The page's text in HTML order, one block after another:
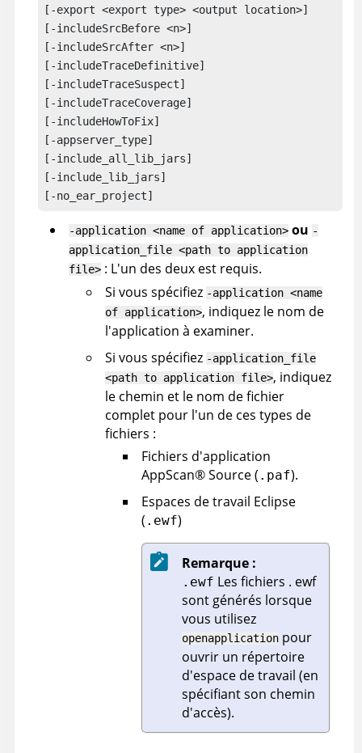
[-export <export type> <output location>]
[-includeSrcBefore <n>]
[-includeSrcAfter <n>]
[-includeTraceDefinitive]
[-includeTraceSuspect]
[-includeTraceCoverage]
[-includeHowToFix]
[-appserver_type]
[-include_all_lib_jars]
[-include_lib_jars]
[-no_ear_project]
-application <name of application> ou -
application_file <path to application
file> : L'un des deux est requis.
Si vous spécifiez -application <name
of application>, indiquez le nom de
l'application à examiner.
Si vous spécifiez -application_file
<path to application file>, indiquez
le chemin et le nom de fichier
complet pour l'un de ces types de
fichiers :
Fichiers d'application
AppScan®Source( .paf).
Espaces de travail Eclipse
( .ewf)
Remarque :
.ewf Les fichiers . ewf
sont générés lorsque
vous utilisez
openapplication pour
ouvrir un répertoire
d'espace de travail (en
spécifiant son chemin
d'accès).